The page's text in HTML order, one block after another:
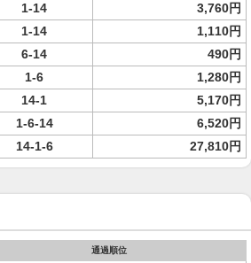
1-14 3,760円
1-14
1,110円
6-14
490円
1-6
1,280円
14-1
5,170円
1-6-14
6,520円
14-1-6 27,810円
通過順位